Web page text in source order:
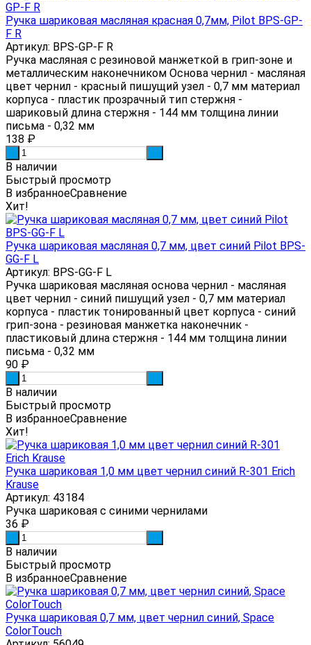
Ручка шариковая масляная красная 0,7мм, Pilot BPS-GP-
F R
Артикул: BPS-GP-F R
Ручка масляная с резиновой манжеткой в грип-зоне и
металлическим наконечником Основа чернил - масляная
цвет чернил - красный пишущий узел - 0,7 мм материал
корпуса - пластик прозрачный тип стержня -
шариковый длина стержня - 144 мм толщина линии
письма - 0,32 мм
138 ₽
В наличии
Быстрый просмотр
В избранноеСравнение
Хит!
Ручка шариковая масляная 0,7 мм, цвет синий Pilot BPS-
GG-F L
Артикул: BPS-GG-F L
Ручка шариковая масляная основа чернил - масляная
цвет чернил - синий пишущий узел - 0,7 мм материал
корпуса - пластик тонированный цвет корпуса - синий
грип-зона - резиновая манжетка наконечник -
пластиковый длина стержня - 144 мм толщина линии
письма - 0,32 мм
90 ₽
В наличии
Быстрый просмотр
В избранноеСравнение
Хит!
Ручка шариковая 1,0 мм цвет чернил синий R-301 Erich
Krause
Артикул: 43184
Ручка шариковая с синими чернилами
36 ₽
В наличии
Быстрый просмотр
В избранноеСравнение
Ручка шариковая 0,7 мм, цвет чернил синий, Space
ColorTouch